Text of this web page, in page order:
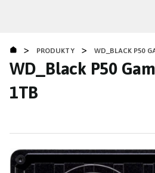
obsahu
> PRODUKTY > WD_BLACK P50
WD_Black P50
1TB